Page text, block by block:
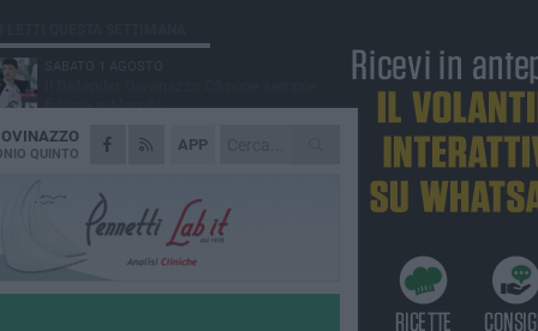
APP
QUINTO
fiducia in Marolla
MARTEDÌ 4 AGOSTO
U.S. Giovinazzo Calcio: una giornata per
DOMENICA 2 AGOSTO
Trofeo Adriatico e Mar Ionio: Giovinazzo si
gioca il titolo in Cala Porto
GIOVEDÌ 30 LUGLIO
Il 2 agosto torna la Regata dei Gonfaloni a